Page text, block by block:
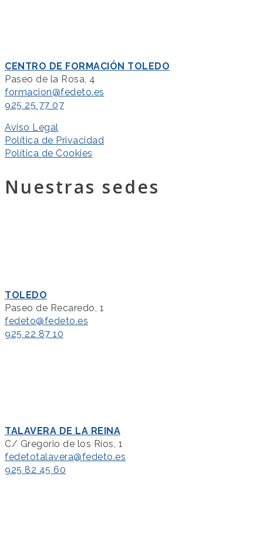
CENTRO DE FORMACIÓN TOLEDO
Paseo de la Rosa, 4
formacion@fedeto.es
925 25 77 07
Aviso Legal
Política de Privacidad
Política de Cookies
Nuestras sedes
TOLEDO
Paseo de Recaredo, 1
fedeto@fedeto.es
925 22 87 10
TALAVERA DE LA REINA
C/ Gregorio de los Ríos, 1
fedetotalavera@fedeto.es
925 82 45 60